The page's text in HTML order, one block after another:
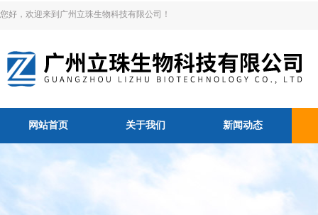
您好，欢迎来到广州立珠生物科技有限公司！
网站首页 关于我们 新闻动态